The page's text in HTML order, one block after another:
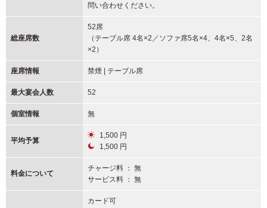
問い合わせください。
総座席数
52席
（テーブル席 4名×2／ソファ席5名×4、4名×5、2名
×2）
座席情報 禁煙 | テーブル席
最大宴会人数 52
個室情報 無
平均予算
1,500 円
1,500 円
料金について
チャージ料 ： 無
サービス料 ： 無
カード可